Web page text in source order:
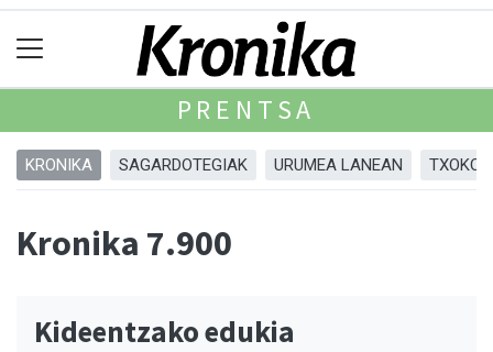
PRENTSA
KRONIKA SAGARDOTEGIAK URUMEA LANEAN
Kronika 7.900
Kideentzako edukia